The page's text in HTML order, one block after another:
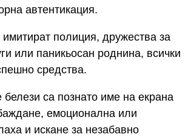
автентикация.
полиция, дружества за
или паникьосан роднина, всички
средства.
белези са познато име на екрана
емоционална или
и искане за незабавно